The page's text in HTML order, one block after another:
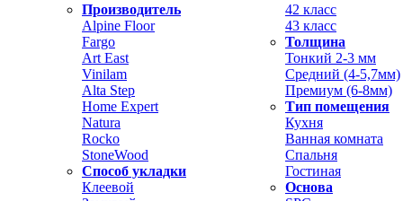
Производитель
Alpine Floor
Fargo
Art East
Vinilam
Alta Step
Home Expert
Natura
Rocko
StoneWood
Способ укладки
Клеевой
42 класс
43 класс
Толщина
Тонкий 2-3 мм
Средний (4-5,7мм)
Премиум (6-8мм)
Тип помещения
Кухня
Ванная комната
Спальня
Гостиная
Основа